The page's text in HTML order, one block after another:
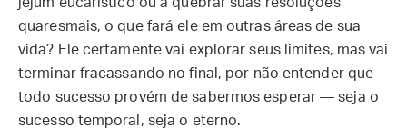
quaresmais, o que fará ele em outras áreas de sua
vida? Ele certamente vai explorar seus limites, mas vai
terminar fracassando no final, por não entender que
todo sucesso provém de sabermos esperar — seja o
sucesso temporal, seja o eterno.